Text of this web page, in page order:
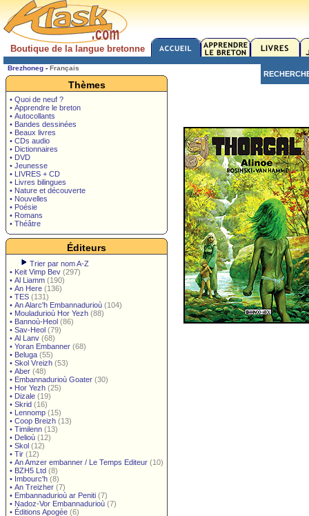
Boutique de la langue bretonne
Brezhoneg - Français
Thèmes
• Quoi de neuf ?
• Apprendre le breton
• Autocollants
• Bandes dessinées
• Beaux livres
• CDs audio
• Dictionnaires
• DVD
• Jeunesse
• LIVRES + CD
• Livres bilingues
• Nature et découverte
• Nouvelles
• Poésie
• Romans
• Théâtre
Éditeurs
Trier par nom A-Z
• Keit Vimp Bev (297)
• Al Liamm (190)
• An Here (136)
• TES (131)
• An Alarc'h Embannadurioù (104)
• Mouladurioù Hor Yezh (88)
• Bannoù-Heol (86)
• Sav-Heol (79)
• Al Lanv (68)
• Yoran Embanner (68)
• Beluga (55)
• Skol Vreizh (53)
• Aber (48)
• Embannadurioù Goater (30)
• Hor Yezh (25)
• Dizale (19)
• Skrid (16)
• Lennomp (15)
• Coop Breizh (13)
• Timilenn (13)
• Delioù (12)
• Skol (12)
• Tir (12)
• An Amzer embanner / Le Temps Editeur (10)
• BZH5 Ltd (8)
• Imbourc'h (8)
• An Treizher (7)
• Embannadurioù ar Peniti (7)
• Nadoz-Vor Embannadurioù (7)
• Éditions Apogée (6)